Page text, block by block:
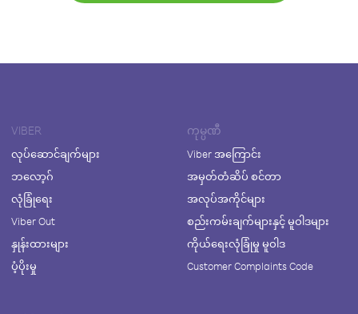
VIBER
လုပ်ဆောင်ချက်များ
ဘလော့ဂ်
လုံခြုံရေး
Viber Out
နှုန်းထားများ
ပံ့ပိုးမှု
ကုမ္ပဏီ
Viber အကြောင်း
အမှတ်တံဆိပ် စင်တာ
အလုပ်အကိုင်များ
စည်းကမ်းချက်များနှင့် မူဝါဒများ
ကိုယ်ရေးလုံခြုံမှု မူဝါဒ
Customer Complaints Code